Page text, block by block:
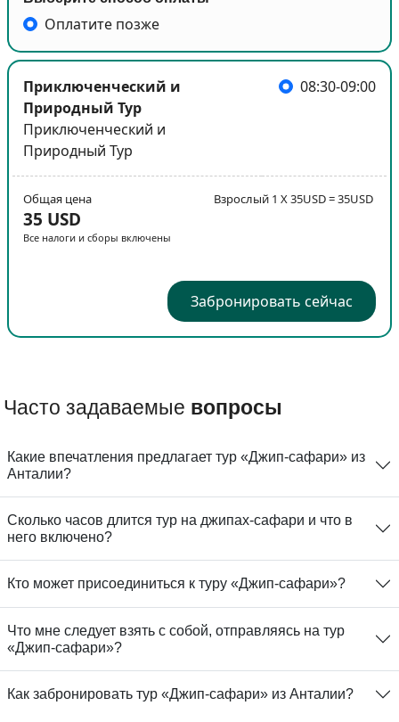
Оплатите позже
Приключенческий и
Природный Тур
Приключенческий и
Природный Тур
08:30-09:00
Общая цена
35 USD
Все налоги и сборы включены
Взрослый 1 X 35USD = 35USD
Забронировать сейчас
Часто задаваемые вопросы
Какие впечатления предлагает тур «Джип-сафари» из
Анталии?
Сколько часов длится тур на джипах-сафари и что в
него включено?
Кто может присоединиться к туру «Джип-сафари»?
Что мне следует взять с собой, отправляясь на тур
«Джип-сафари»?
Как забронировать тур «Джип-сафари» из Анталии?